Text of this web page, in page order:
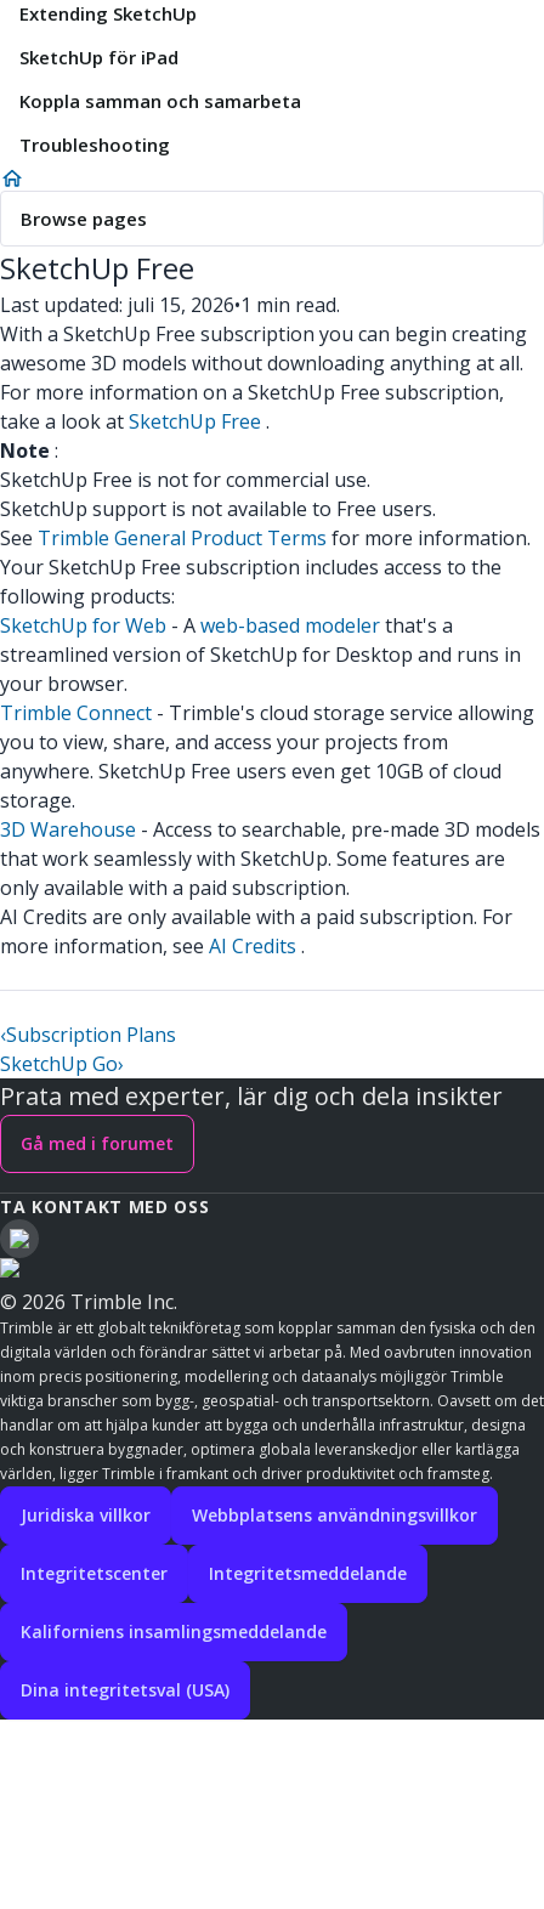
Extending SketchUp
SketchUp för iPad
Koppla samman och samarbeta
Troubleshooting
Browse pages
SketchUp Free
Last updated: juli 15, 2026•1 min read.
With a SketchUp Free subscription you can begin creating
awesome 3D models without downloading anything at all.
For more information on a SketchUp Free subscription,
take a look atSketchUp Free .
Note :
SketchUp Free is not for commercial use.
SketchUp support is not available to Free users.
See Trimble General Product Terms for more information.
Your SketchUp Free subscription includes access to the
following products:
SketchUp for Web - Aweb-based modelerthat's a
streamlined version of SketchUp for Desktop and runs in
your browser.
Trimble Connect - Trimble's cloud storage service allowing
you to view, share, and access your projects from
anywhere. SketchUp Free users even get 10GB of cloud
storage.
3D Warehouse - Access to searchable, pre-made 3D models
that work seamlessly with SketchUp. Some features are
only available with a paid subscription.
AI Credits are only available with a paid subscription. For
more information, see AI Credits .
‹Subscription Plans
SketchUp Go›
Prata med experter, lär dig och dela insikter
Gå med i forumet
TA KONTAKT MED OSS
© 2026 Trimble Inc.
Trimble är ett globalt teknikföretag som kopplar samman den fysiska och den
digitala världen och förändrar sättet vi arbetar på. Med oavbruten innovation
inom precis positionering, modellering och dataanalys möjliggör Trimble
viktiga branscher som bygg-, geospatial- och transportsektorn. Oavsett om det
handlar om att hjälpa kunder att bygga och underhålla infrastruktur, designa
och konstruera byggnader, optimera globala leveranskedjor eller kartlägga
världen, ligger Trimble i framkant och driver produktivitet och framsteg.
Juridiska villkor Webbplatsens användningsvillkor
Integritetscenter Integritetsmeddelande
Kaliforniens insamlingsmeddelande
Dina integritetsval (USA)